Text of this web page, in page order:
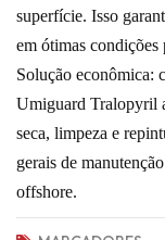
superfície. Isso
em ótimas
Solução econômica:
Umiguard Tralopyril
seca, limpeza e
gerais de
offshore.